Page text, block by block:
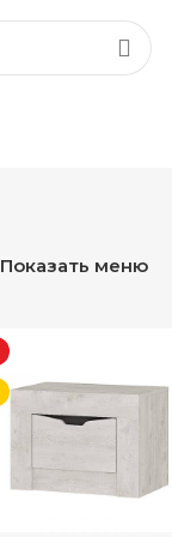
Показать меню